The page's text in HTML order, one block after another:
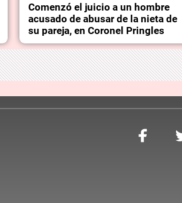
Comenzó el juicio a un hombre
acusado de abusar de la nieta de
su pareja, en Coronel Pringles